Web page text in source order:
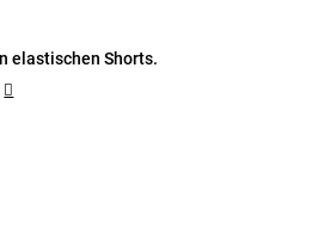
elastischen Shorts.